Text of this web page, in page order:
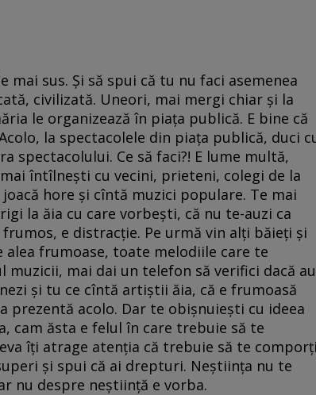
sus. Și să spui că tu nu faci asemenea
civilizată. Uneori, mai mergi chiar și la
le organizează în piața publică. E bine că
la spectacolele din piața publică, duci
spectacolului. Ce să faci?! E lume multă,
întîlnești cu vecini, prieteni, colegi de la
hore și cîntă muzici populare. Te mai
la ăia cu care vorbești, că nu te-auzi ca
e distracție. Pe urmă vin alți băieți și
frumoase, toate melodiile care te
mai dai un telefon să verifici dacă au
și tu ce cîntă artiștii ăia, că e frumoasă
acolo. Dar te obișnuiești cu ideea
cam ăsta e felul în care trebuie să te
îți atrage atenția că trebuie să te
și spui că ai drepturi. Neștiința nu te
nu despre neștiință e vorba.